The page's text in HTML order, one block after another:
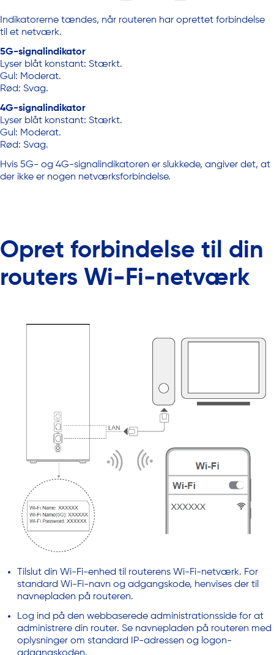
Indikatorerne tændes, når routeren har oprettet forbindelse
til et netværk.
5G-signalindikator
Lyser blåt konstant: Stærkt.
Gul: Moderat.
Rød: Svag.
4G-signalindikator
Lyser blåt konstant: Stærkt.
Gul: Moderat.
Rød: Svag.
Hvis 5G- og 4G-signalindikatoren er slukkede, angiver det, at
der ikke er nogen netværksforbindelse.
Opret forbindelse til din
routers Wi-Fi-netværk
Tilslut din Wi-Fi-enhed til routerens Wi-Fi-netværk. For
standard Wi-Fi-navn og adgangskode, henvises der til
navnepladen på routeren.
Log ind på den webbaserede administrationsside for at
administrere din router. Se navnepladen på routeren med
oplysninger om standard IP-adressen og logon-